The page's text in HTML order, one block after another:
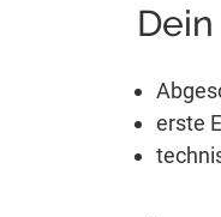
erste